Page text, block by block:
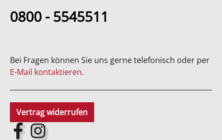
0800 - 5545511
Bei Fragen können Sie uns gerne telefonisch oder per
E-Mail kontaktieren.
Vertrag widerrufen